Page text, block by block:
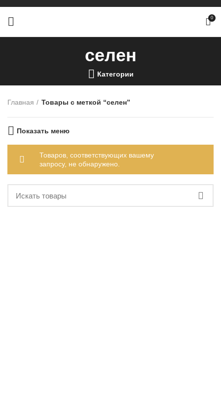
0
селен
Категории
Главная Товары с меткой “селен”
Показать меню
Товаров, соответствующих вашему
запросу, не обнаружено.